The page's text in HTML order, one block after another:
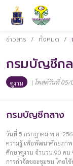
ข่าวสาร / ทั้งหมด /
กรมบัญชีก
ดูงาน | โพสต์วันที่ 05/
กรมบัญชีกลาง
วันที่ 5 กรกฎาคม พ.ศ.
ความรู้ เพื่อพัฒนาศักยภาพ
ศึกษาดูงาน จำนวน 90 คน
การกำจัดขยะชุมชน โดยใ